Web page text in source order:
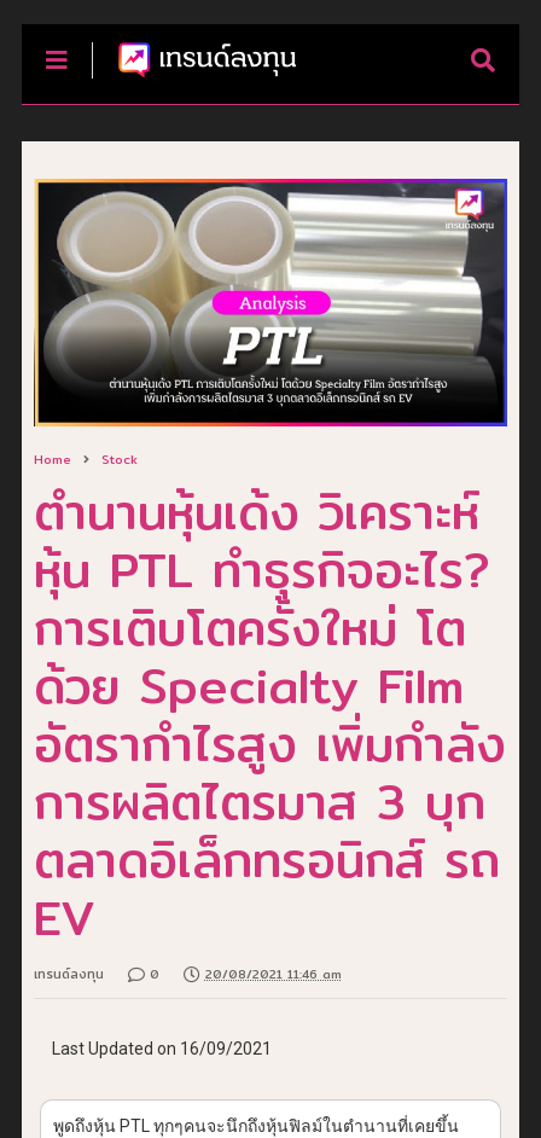
Home Stock
ตำนานหุ้นเด้ง วิเคราะห์
หุ้น PTL ทำธุรกิจอะไร?
การเติบโตครั้งใหม่ โต
ด้วย Specialty Film
อัตรากำไรสูง เพิ่มกำลัง
การผลิตไตรมาส 3 บุก
ตลาดอิเล็กทรอนิกส์ รถ
EV
เทรนด์ลงทุน 0 20/08/2021 11:46 am
Last Updated on 16/09/2021
พูดถึงหุ้น PTL ทุกๆคนจะนึกถึงหุ้นฟิลม์ในตำนานที่เคยขึ้น